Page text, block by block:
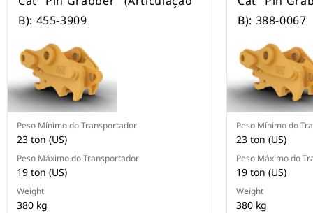
B): 455-3909
Peso Mínimo do Transportador
23 ton (US)
Peso Máximo do Transportador
19 ton (US)
Weight
380 kg
B): 388-0067
Peso Mínimo do
23 ton (US)
Peso Máximo do
19 ton (US)
Weight
380 kg